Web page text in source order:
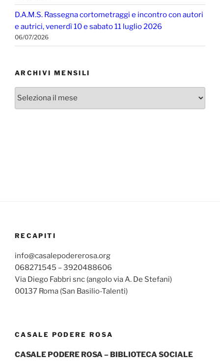
D.A.M.S. Rassegna cortometraggi e incontro con autori
e autrici, venerdì 10 e sabato 11 luglio 2026
06/07/2026
ARCHIVI MENSILI
Archivi
RECAPITI
info@casalepodererosa.org
068271545 – 3920488606
Via Diego Fabbri snc (angolo via A. De Stefani)
00137 Roma (San Basilio-Talenti)
CASALE PODERE ROSA
CASALE PODERE ROSA – BIBLIOTECA SOCIALE